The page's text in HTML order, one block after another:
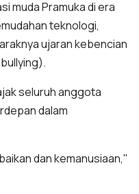
muda Pramuka di era
teknologi,
ujaran kebencian
seluruh anggota
dalam
dan kemanusiaan,"